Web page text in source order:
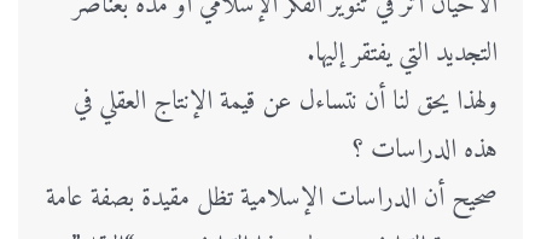
التجديد التي يفتقر إليها.
ولهذا يحق لنا أن نتساءل عن قيمة الإنتاج العقلي في
هذه الدراسات ؟
صحيح أن الدراسات الإسلامية تظل مقيدة بصفة عامة